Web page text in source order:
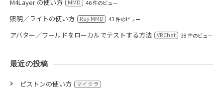
M4Layer の使い方 MMD 46 件のビュー
照明／ライトの使い方 Ray MMD 43 件のビュー
アバター／ワールドをローカルでテストする方法 VRChat 38 件のビュー
最近の投稿
ピストンの使い方 マイクラ